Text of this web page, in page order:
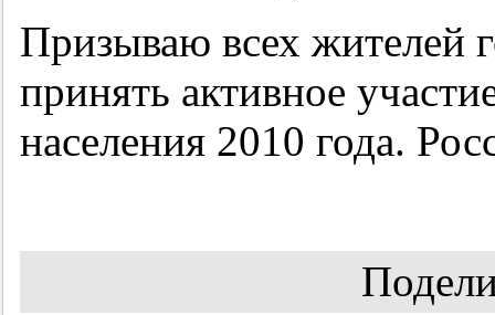
Призываю всех жителей
принять активное
населения 2010 года.